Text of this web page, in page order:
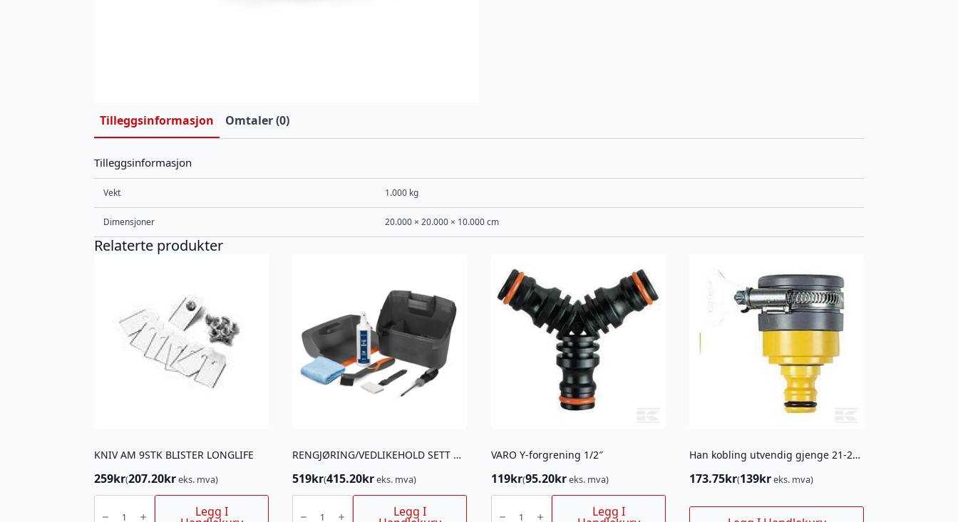
Tilleggsinformasjon Omtaler (0)
Tilleggsinformasjon
Vekt 1.000 kg
Dimensjoner 20.000 × 20.000 × 10.000 cm
Relaterte produkter
KNIV AM 9STK BLISTER LONGLIFE
259kr(207.20kreks. mva)
KNIV
9STK Legg I
RENGJØRING/VEDLIKEHOLD SETT AM
519kr(415.20kreks. mva)
RENGJØRING/VEDLIKEHOLD
AM Legg I
VARO Y-forgrening 1/2″
119kr(95.20kreks. mva)
VARO
forgrening Legg I
Han kobling utvendig gjenge 21-2176
173.75kr(139kreks. mva)